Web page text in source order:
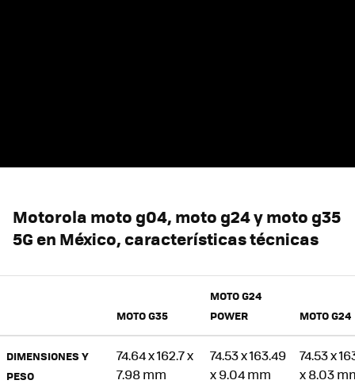
Motorola moto g04, moto g24 y moto g35
5G en México, características técnicas
MOTO G35
MOTO G24
POWER
MOTO G24
DIMENSIONES Y
PESO
74.64 x 162.7 x
7.98 mm
74.53 x 163.49
x 9.04 mm
74.53 x
x 8.03